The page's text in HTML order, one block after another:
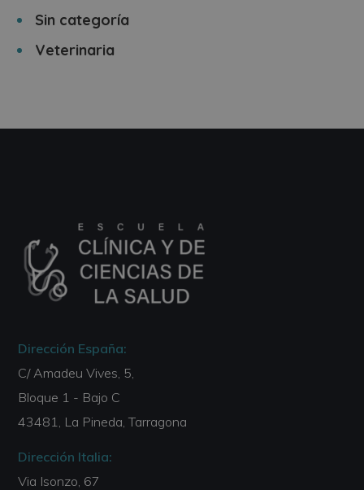
Sin categoría
Veterinaria
Dirección España:
C/ Amadeu Vives, 5,
Bloque 1 - Bajo C
43481, La Pineda, Tarragona
Dirección Italia:
Via Isonzo, 67